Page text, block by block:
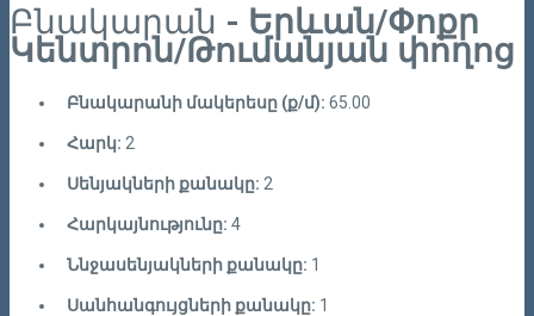
Բնակարան - Երևան/Փոքր
Կենտրոն/Թումանյան փողոց
Բնակարանի մակերեսը (ք/մ): 65.00
Հարկ: 2
Սենյակների քանակը: 2
Հարկայնությունը: 4
Ննջասենյակների քանակը: 1
Սանհանգույցների քանակը: 1